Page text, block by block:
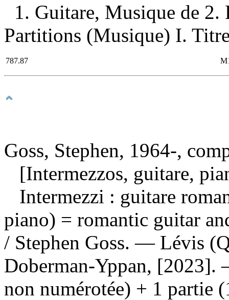
1. Guitare, Musique de
Partitions (Musique) I.
787.87
Goss, Stephen, 1964-,
[Intermezzos, guitare,
Intermezzi : guitare
piano) = romantic guitar
/ Stephen Goss. — Lévis
Doberman-Yppan, [2023].
non numérotée) + 1 partie